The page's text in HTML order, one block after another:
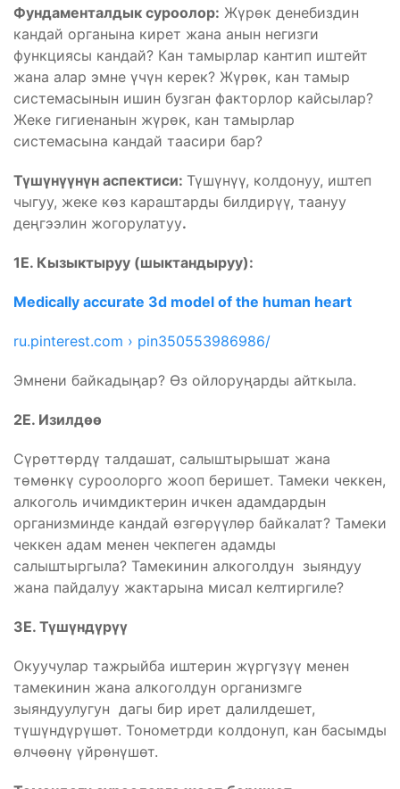
Фундаменталдык суроолор: Жүрөк денебиздин
кандай органына кирет жана анын негизги
функциясы кандай? Кан тамырлар кантип иштейт
жана алар эмне үчүн керек? Жүрөк, кан тамыр
системасынын ишин бузган факторлор кайсылар?
Жеке гигиенанын жүрөк, кан тамырлар
системасына кандай таасири бар?
Түшүнүүнүн аспектиси: Түшүнүү, колдонуу, иштеп
чыгуу, жеке көз караштарды билдирүү, таануу
деңгээлин жогорулатуу.
1Е. Кызыктыруу (шыктандыруу):
Medically accurate 3d model of the human heart
ru.pinterest.com › pin350553986986/
Эмнени байкадыңар? Өз ойлоруңарды айткыла.
2Е. Изилдөө
Сүрөттөрдү талдашат, салыштырышат жана
төмөнкү суроолорго жооп беришет. Тамеки чеккен,
алкоголь ичимдиктерин ичкен адамдардын
организминде кандай өзгөрүүлөр байкалат? Тамеки
чеккен адам менен чекпеген адамды
салыштыргыла? Тамекинин алкоголдун зыяндуу
жана пайдалуу жактарына мисал келтиргиле?
3Е. Түшүндүрүү
Окуучулар тажрыйба иштерин жүргүзүү менен
тамекинин жана алкоголдун организмге
зыяндуулугун дагы бир ирет далилдешет,
түшүндүрүшөт. Тонометрди колдонуп, кан басымды
өлчөөнү үйрөнүшөт.